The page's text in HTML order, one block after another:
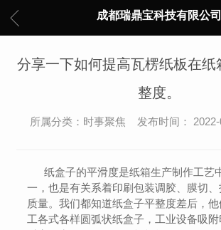
成都瑞鼎宝科技有限公司
分享一下如何提高瓦楞纸板在纸
整度。
所属分类：时事聚焦 发布时间：
纸盒子的平滑度是纸箱生产制作工艺
一，也是有关系着印刷包装调胶、膜切
质量。我们都知道纸盒子平整度差后，
工各式各样圆弧状纸盒子，工业设备吸